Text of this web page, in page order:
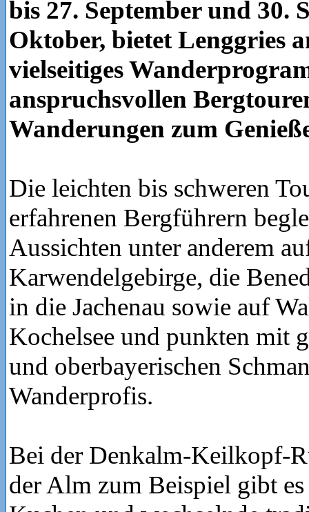
bis 27. September und 30.
Oktober, bietet Lenggries
vielseitiges
anspruchsvollen
Wanderungen zum
Die leichten bis schweren
erfahrenen Bergführern
Aussichten unter anderem
Karwendelgebirge, die
in die Jachenau sowie auf
Kochelsee und punkten mit
und oberbayerischen
Wanderprofis.
Bei der Denkalm-Keilkopf-
der Alm zum Beispiel gibt es